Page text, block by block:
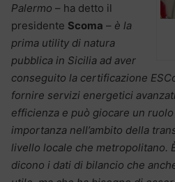
Palermo – ha detto il
presidente Scoma – è la
prima utility di natura
pubblica in Sicilia ad aver
conseguito la certificazione
fornire servizi energetici
efficienza e può giocare un
importanza nell’ambito della
livello locale che metropolitano.
dicono i dati di bilancio che